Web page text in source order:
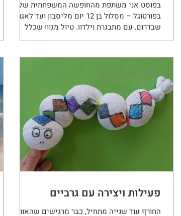
בפוסט אני משתפת מהחופשה המשפחתית שלנו
בפורטוגל – מסלול בן 12 יום מליסבון ועד לאגוש
שבדרום, עם מתבגרת וילדון. טיול מגוון שכלל
ערים, חופים, מערות, פארקי מים ונופים מדהימים,
דומה.
פעילות ויצירה עם גרביים
החורף עוד שנייה מתחיל, כבר מרגישים שהאוויר